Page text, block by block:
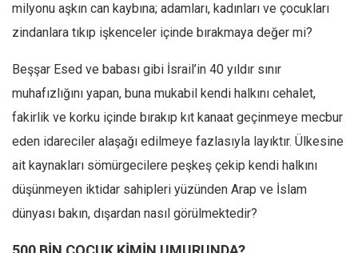
Mahmut Toptaş
Barış Tarımcıoğlu
Ömer Kayani
Leyla Şerif Emin
Selçuk Türkyılmaz
milyonu aşkın can kaybına; adamları, kadınları ve çocukları
zindanlara tıkıp işkenceler içinde bırakmaya değer mi?
Beşşar Esed ve babası gibi İsrail’in 40 yıldır sınır
muhafızlığını yapan, buna mukabil kendi halkını cehalet,
fakirlik ve korku içinde bırakıp kıt kanaat geçinmeye mecbur
eden idareciler alaşağı edilmeye fazlasıyla layıktır. Ülkesine
ait kaynakları sömürgecilere peşkeş çekip kendi halkını
düşünmeyen iktidar sahipleri yüzünden Arap ve İslam
dünyası bakın, dışardan nasıl görülmektedir?